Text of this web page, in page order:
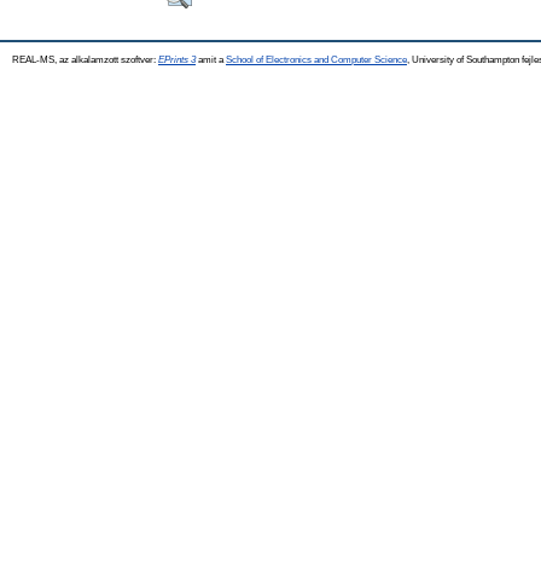
REAL-MS, az alkalamzott szoftver: EPrints 3amit a School of Electronics and Computer Science , University of Southampton